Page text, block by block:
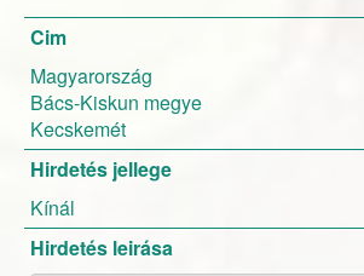
Cim
Magyarország
Bács-Kiskun megye
Kecskemét
Hirdetés jellege
Kínál
Hirdetés leirása